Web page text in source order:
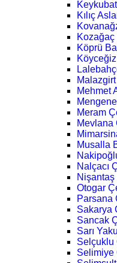
Kılıç
Köprü
Mehmet
Meram
Mevlana
Musalla
Nalçacı
Otogar
Parsana
Sakarya
Sancak
Sarı
Selçuklu
Selimiye